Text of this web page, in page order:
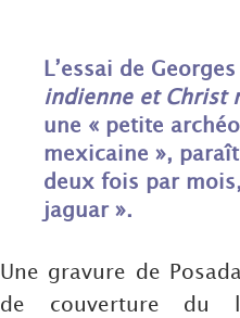
L’essai de
indienne et Christ
une « petite
mexicaine »,
deux fois par
jaguar ».
Une gravure de
de couverture du